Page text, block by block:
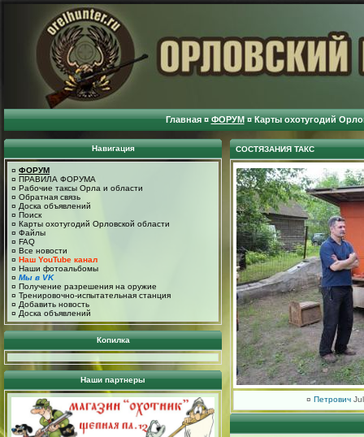
Главная ¤ ФОРУМ ¤ Карты охотугодий
Навигация
¤ ФОРУМ
¤ ПРАВИЛА ФОРУМА
¤ Рабочие таксы Орла и области
¤ Обратная связь
¤ Доска объявлений
¤ Поиск
¤ Карты охотугодий Орловской области
¤ Файлы
¤ FAQ
¤ Все новости
¤ Наш YouTube канал
¤ Наши фотоальбомы
¤ Мы в VK
¤ Получение разрешения на оружие
¤ Тренировочно-испытательная станция
¤ Добавить новость
¤ Доска объявлений
Копилка
Наши партнеры
СОСТЯЗАНИЯ ТАКС
¤ Петрович